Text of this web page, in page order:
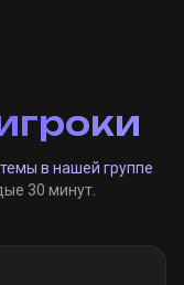
темы в нашей группе
30 минут.